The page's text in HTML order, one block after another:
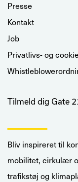
Presse
Kontakt
Job
Privatlivs- og
Tilmeld dig Gate
Bliv inspireret til
mobilitet, cirkulær
trafikstøj og